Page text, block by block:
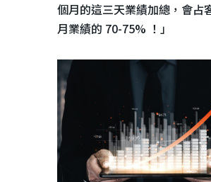
個月的這三天業績加總，會占
月業績的 70-75% ！」